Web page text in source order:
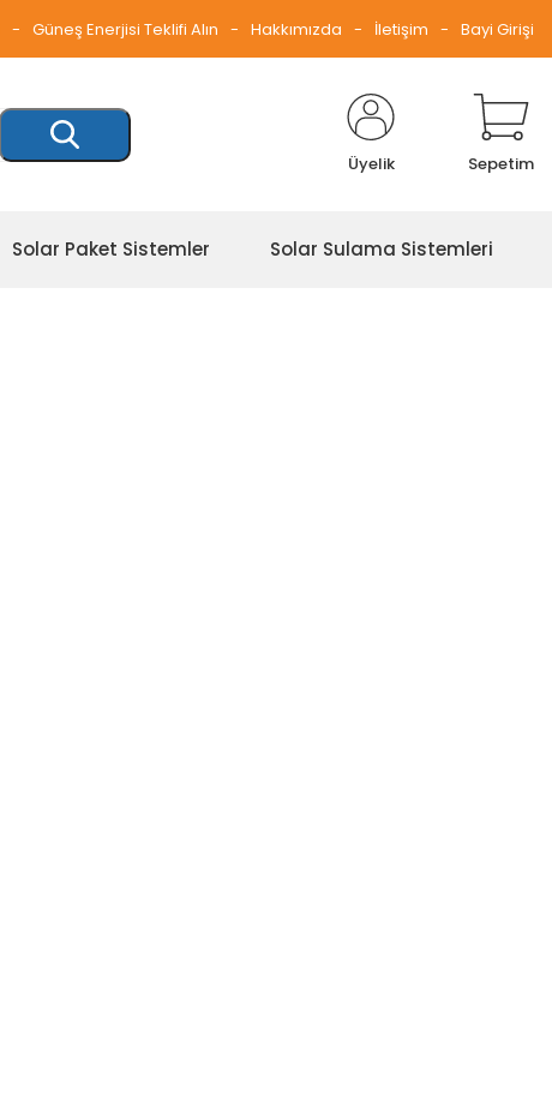
Güneş Enerjisi Teklifi Alın Hakkımızda İletişim Bayi Girişi
Üyelik Sepetim
Solar Paket Sistemler Solar Sulama Sistemleri